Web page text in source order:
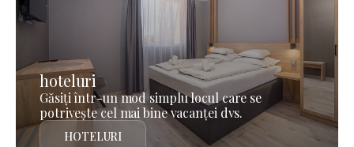
hoteluri
Găsiți într-un mod simplu locul care se
potrivește cel mai bine vacanței dvs.
HOTELURI